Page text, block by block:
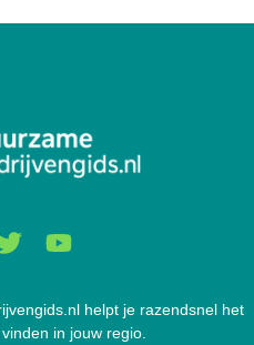
helpt je razendsnel het
in jouw regio.